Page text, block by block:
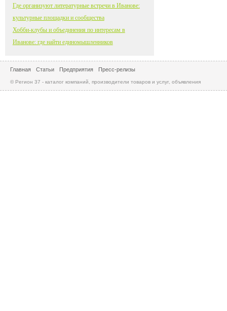
Где организуют литературные встречи в Иванове:
культурные площадки и сообщества
Хобби-клубы и объединения по интересам в
Иванове: где найти единомышленников
Главная Статьи Предприятия Пресс-релизы
© Регион 37 - каталог компаний, производители товаров и услуг, объявления